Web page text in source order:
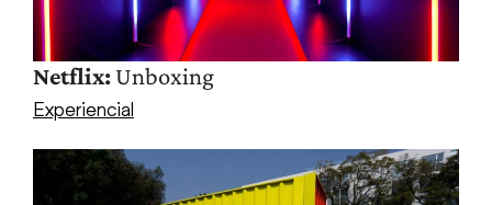
Netflix:Unboxing
Experiencial